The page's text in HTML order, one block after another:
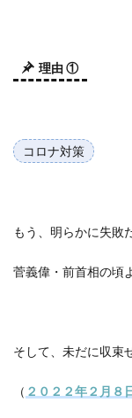
理由 ①
コロナ対策
もう、明らかに失敗
菅義偉・前首相の頃
そして、未だに収束
（ ２０２２年２月８